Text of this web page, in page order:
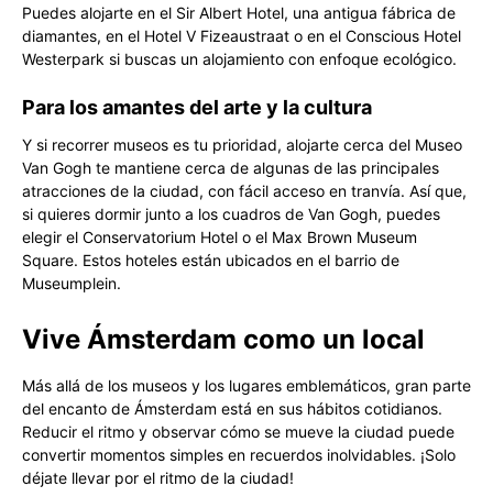
Puedes alojarte en el Sir Albert Hotel, una antigua fábrica de
diamantes, en el Hotel V Fizeaustraat o en el Conscious Hotel
Westerpark si buscas un alojamiento con enfoque ecológico.
Para los amantes del arte y la cultura
Y si recorrer museos es tu prioridad, alojarte cerca del Museo
Van Gogh te mantiene cerca de algunas de las principales
atracciones de la ciudad, con fácil acceso en tranvía. Así que,
si quieres dormir junto a los cuadros de Van Gogh, puedes
elegir el Conservatorium Hotel o el Max Brown Museum
Square. Estos hoteles están ubicados en el barrio de
Museumplein.
Vive Ámsterdam como un local
Más allá de los museos y los lugares emblemáticos, gran parte
del encanto de Ámsterdam está en sus hábitos cotidianos.
Reducir el ritmo y observar cómo se mueve la ciudad puede
convertir momentos simples en recuerdos inolvidables. ¡Solo
déjate llevar por el ritmo de la ciudad!